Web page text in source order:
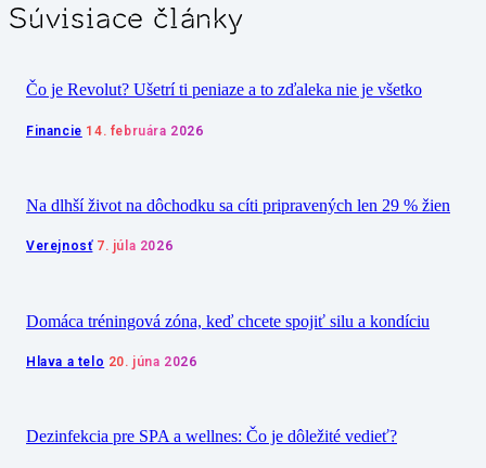
Súvisiace články
Čo je Revolut? Ušetrí ti peniaze a to zďaleka nie je všetko
Financie 14. februára 2026
Na dlhší život na dôchodku sa cíti pripravených len 29 % žien
Verejnosť 7. júla 2026
Domáca tréningová zóna, keď chcete spojiť silu a kondíciu
Hlava a telo 20. júna 2026
Dezinfekcia pre SPA a wellnes: Čo je dôležité vedieť?